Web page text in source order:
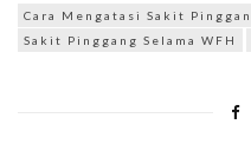
Cara Mengatasi Sakit
Sakit Pinggang Selama WFH